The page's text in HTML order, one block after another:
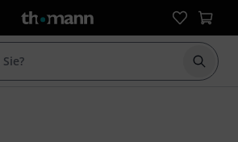
Suche